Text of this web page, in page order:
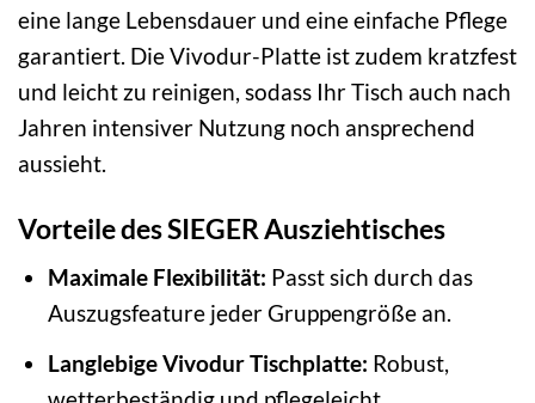
eine lange Lebensdauer und eine einfache Pflege
garantiert. Die Vivodur-Platte ist zudem kratzfest
und leicht zu reinigen, sodass Ihr Tisch auch nach
Jahren intensiver Nutzung noch ansprechend
aussieht.
Vorteile des SIEGER Ausziehtisches
Maximale Flexibilität: Passt sich durch das
Auszugsfeature jeder Gruppengröße an.
Langlebige Vivodur Tischplatte: Robust,